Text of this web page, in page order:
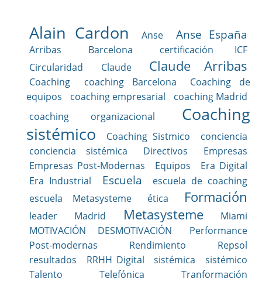
Alain Cardon Anse Anse España
Arribas Barcelona
certificación ICF
Circularidad
Claude Claude Arribas
Coaching coaching Barcelona
Coaching de
equipos
coaching empresarial
coaching Madrid
coaching organizacional
Coaching
sistémico
Coaching Sistmico
conciencia
conciencia sistémica
Directivos
Empresas
Empresas Post-Modernas
Equipos
Era Digital
Era Industrial
Escuela
escuela de coaching
escuela Metasysteme
ética Formación
leader Madrid Metasysteme
Miami
MOTIVACIÓN DESMOTIVACIÓN
Performance
Post-modernas
Rendimiento
Repsol
resultados
RRHH Digital sistémica
sistémico
Talento
Telefónica
Tranformación